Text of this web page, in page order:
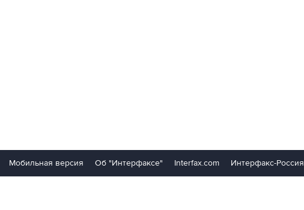
Мобильная версия Об "Интерфаксе" Interfax.com Интерфакс-Россия